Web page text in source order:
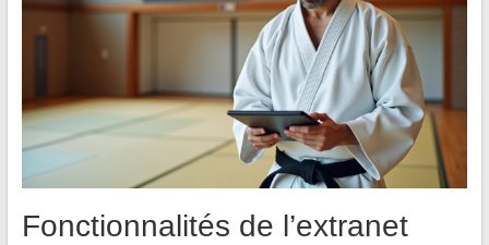
Fonctionnalités de l’extranet